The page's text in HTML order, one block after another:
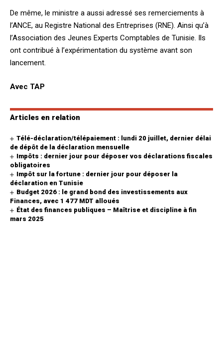
De même, le ministre a aussi adressé ses remerciements à
l’ANCE, au Registre National des Entreprises (RNE). Ainsi qu’à
l’Association des Jeunes Experts Comptables de Tunisie. Ils
ont contribué à l’expérimentation du système avant son
lancement.
Avec TAP
Articles en relation
Télé-déclaration/télépaiement : lundi 20 juillet, dernier délai
de dépôt de la déclaration mensuelle
Impôts : dernier jour pour déposer vos déclarations fiscales
obligatoires
Impôt sur la fortune : dernier jour pour déposer la
déclaration en Tunisie
Budget 2026 : le grand bond des investissements aux
Finances, avec 1 477 MDT alloués
État des finances publiques – Maîtrise et discipline à fin
mars 2025